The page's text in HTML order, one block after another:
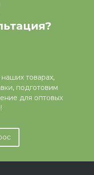
товарах,
подготовим
для оптовых